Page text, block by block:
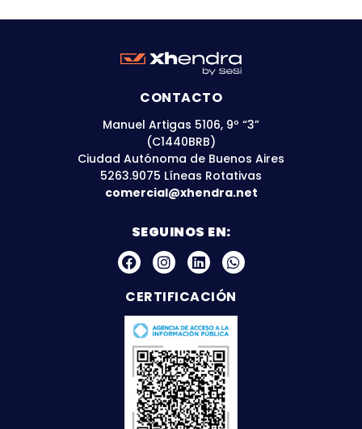
CONTACTO
Manuel Artigas 5106, 9º “3”
(C1440BRB)
Ciudad Autónoma de Buenos Aires
5263.9075 Líneas Rotativas
comercial@xhendra.net
SEGUINOS EN:
CERTIFICACIÓN